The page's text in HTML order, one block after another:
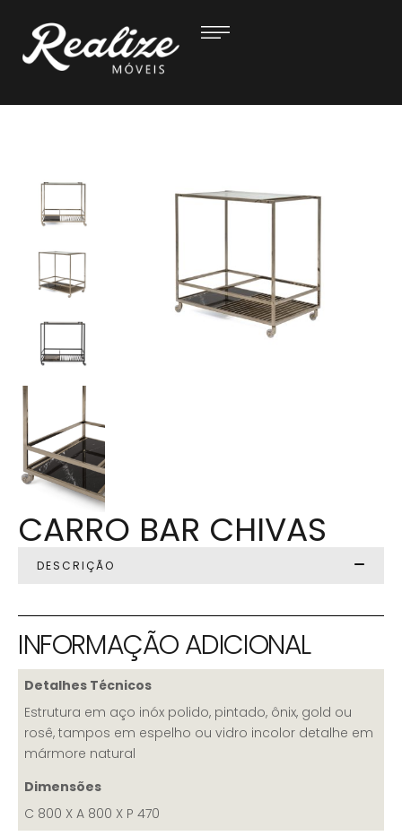
CARRO BAR CHIVAS
DESCRIÇÃO
INFORMAÇÃO ADICIONAL
Detalhes Técnicos
Estrutura em aço inóx polido, pintado, ônix, gold ou
rosê, tampos em espelho ou vidro incolor detalhe em
mármore natural
Dimensões
C 800 X A 800 X P 470